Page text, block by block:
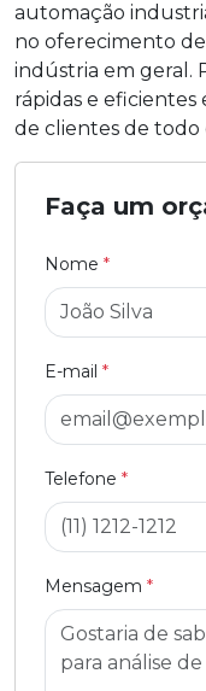
automação
no oferecimento
indústria em geral.
rápidas e eficientes
de clientes de todo
Faça um
Nome *
E-mail *
Telefone *
Mensagem *